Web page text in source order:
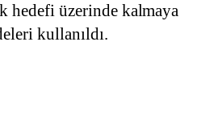
hedefi üzerinde kalmaya
kullanıldı.